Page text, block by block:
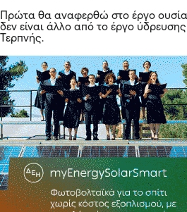
Πρώτα θα αναφερθώ στο έργο
δεν είναι άλλο από το έργο
Τερπνής.